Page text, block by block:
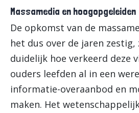
Massamedia en hoogopgeleiden
De opkomst van de
het dus over de jaren
duidelijk hoe verkeerd deze
ouders leefden al in een
informatie-overaanbod en
maken. Het